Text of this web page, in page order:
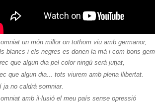
un món millor on tothom viu amb germanor,
blancs i els negres es donen la mà i com bons
que algun dia pel color ningú serà jutjat,
que algun dia... tots viurem amb plena llibertat.
ja no caldrà somniar.
amb il·lusió el meu país sense opressió